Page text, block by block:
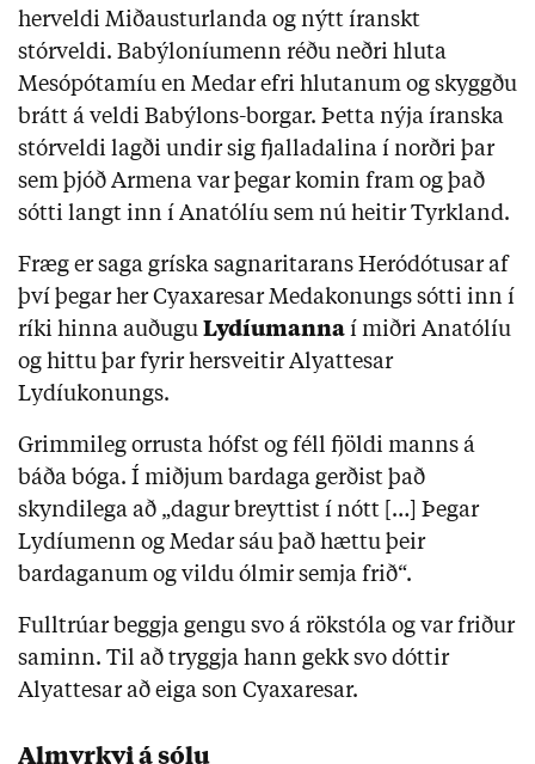
herveldi Miðausturlanda og nýtt íranskt
stórveldi. Babýloníumenn réðu neðri hluta
Mesópótamíu en Medar efri hlutanum og skyggðu
brátt á veldi Babýlons-borgar. Þetta nýja íranska
stórveldi lagði undir sig fjalladalina í norðri þar
sem þjóð Armena var þegar komin fram og það
sótti langt inn í Anatólíu sem nú heitir Tyrkland.
Fræg er saga gríska sagnaritarans Heródótusar af
því þegar her Cyaxaresar Medakonungs sótti inn í
ríki hinna auðugu Lydíumanna í miðri Anatólíu
og hittu þar fyrir hersveitir Alyattesar
Lydíukonungs.
Grimmileg orrusta hófst og féll fjöldi manns á
báða bóga. Í miðjum bardaga gerðist það
skyndilega að „dagur breyttist í nótt […] Þegar
Lydíumenn og Medar sáu það hættu þeir
bardaganum og vildu ólmir semja frið“.
Fulltrúar beggja gengu svo á rökstóla og var friður
saminn. Til að tryggja hann gekk svo dóttir
Alyattesar að eiga son Cyaxaresar.
Almyrkvi á sólu